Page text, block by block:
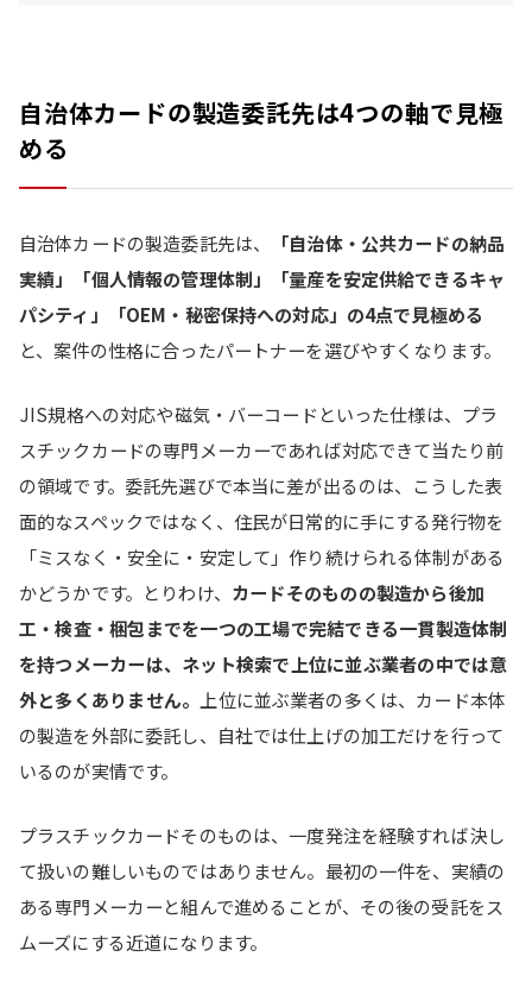
自治体カードの製造委託先は4つの軸で見極
める
自治体カードの製造委託先は、
「自治体・公共カードの納品
実績」「個人情報の管理体制」「量産を安定供給できるキャ
パシティ」「OEM・秘密保持への対応」の4点で見極める
と、案件の性格に合ったパートナーを選びやすくなります。
JIS規格への対応や磁気・バーコードといった仕様は、プラ
スチックカードの専門メーカーであれば対応できて当たり前
の領域です。委託先選びで本当に差が出るのは、こうした表
面的なスペックではなく、住民が日常的に手にする発行物を
「ミスなく・安全に・安定して」作り続けられる体制がある
かどうかです。とりわけ、 カードそのものの製造から後加
工・検査・梱包までを一つの工場で完結できる一貫製造体制
を持つメーカーは、ネット検索で上位に並ぶ業者の中では意
外と多くありません。
上位に並ぶ業者の多くは、カード本体
の製造を外部に委託し、自社では仕上げの加工だけを行って
いるのが実情です。
プラスチックカードそのものは、一度発注を経験すれば決し
て扱いの難しいものではありません。最初の一件を、実績の
ある専門メーカーと組んで進めることが、その後の受託をス
ムーズにする近道になります。